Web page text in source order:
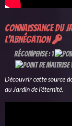
Connaissance du
l'abnégation
Récompense : 1
Découvrir cette source
au Jardin de l'éternité.